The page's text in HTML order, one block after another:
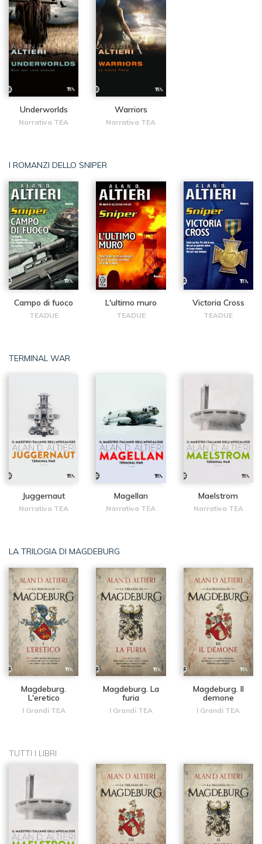
Underworlds
Narrativa TEA
Warriors
Narrativa TEA
I ROMANZI DELLO SNIPER
Campo di fuoco
TEADUE
L'ultimo muro
TEADUE
Victoria Cross
TEADUE
TERMINAL WAR
Juggernaut
Narrativa TEA
Magellan
Narrativa TEA
Maelstrom
Narrativa TEA
LA TRILOGIA DI MAGDEBURG
Magdeburg.
L'eretico
I Grandi TEA
Magdeburg. La
furia
I Grandi TEA
Magdeburg. Il
demone
I Grandi TEA
TUTTI I LIBRI